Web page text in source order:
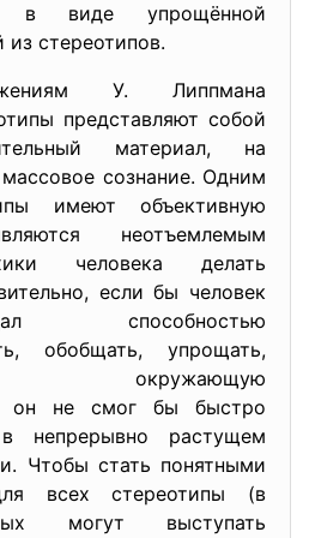
в виде упрощённой
стереотипов.
У. Липпмана
представляют собой
материал, на
сознание. Одним
имеют объективную
неотъемлемым
человека делать
если бы человек
способностью
обобщать, упрощать,
окружающую
он не смог бы быстро
в непрерывно растущем
Чтобы стать понятными
всех стереотипы (в
могут выступать